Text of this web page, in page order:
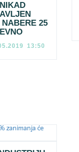
25
13:50